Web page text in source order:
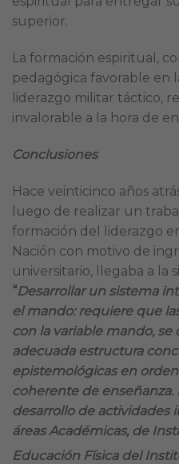
superior.
La formación espiritual,
pedagógica favorable en
liderazgo militar táctico,
invalorable a la hora de
Conclusiones
Hace veinticinco años
luego de realizar un
formación del liderazgo
Nación con motivo de
universitario, llegaba a la
“Desarrollar un sistema
el mando: requiere que
con la variable mando,
adecuada estructura
epistemológicas en
coherente de
desarrollo de actividades
áreas Académicas, de
Educación Física del